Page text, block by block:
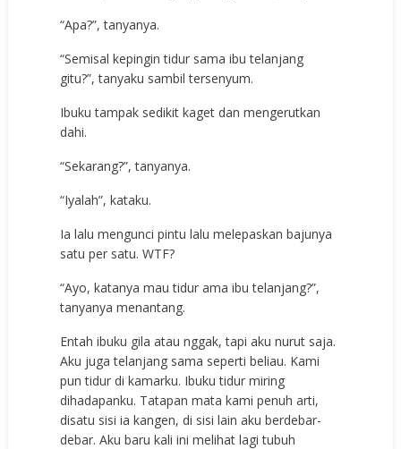
“Apa?”, tanyanya.
“Semisal kepingin tidur sama ibu telanjang
gitu?”, tanyaku sambil tersenyum.
Ibuku tampak sedikit kaget dan mengerutkan
dahi.
“Sekarang?”, tanyanya.
“Iyalah”, kataku.
Ia lalu mengunci pintu lalu melepaskan bajunya
satu per satu. WTF?
“Ayo, katanya mau tidur ama ibu telanjang?”,
tanyanya menantang.
Entah ibuku gila atau nggak, tapi aku nurut saja.
Aku juga telanjang sama seperti beliau. Kami
pun tidur di kamarku. Ibuku tidur miring
dihadapanku. Tatapan mata kami penuh arti,
disatu sisi ia kangen, di sisi lain aku berdebar-
debar. Aku baru kali ini melihat lagi tubuh